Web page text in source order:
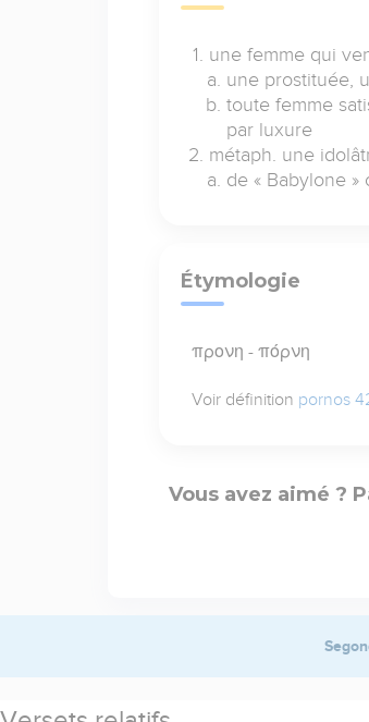
une femme qui
une prostituée,
toute femme
par luxure
métaph. une
de « Babylone
Étymologie
προνη - πόρνη
Voir définition pornos
Vous avez aimé ?